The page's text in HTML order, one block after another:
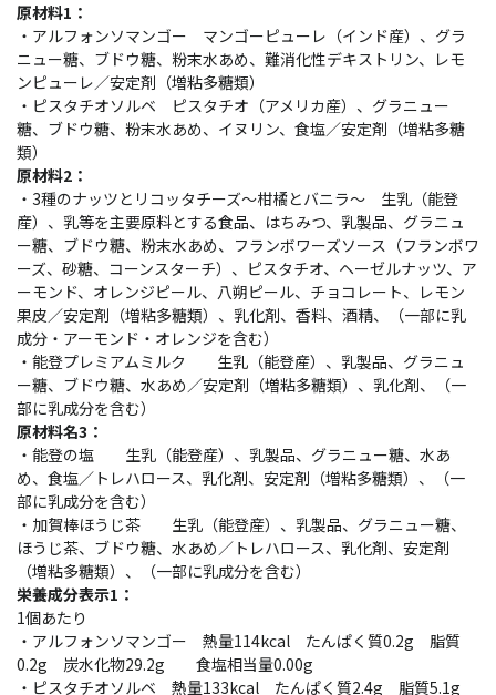
原材料1：
・アルフォンソマンゴー マンゴーピューレ（インド産）、グラ
ニュー糖、ブドウ糖、粉末水あめ、難消化性デキストリン、レモ
ンピューレ／安定剤（増粘多糖類）
・ピスタチオソルベ ピスタチオ（アメリカ産）、グラニュー
糖、ブドウ糖、粉末水あめ、イヌリン、食塩／安定剤（増粘多糖
類）
原材料2：
・3種のナッツとリコッタチーズ～柑橘とバニラ～ 生乳（能登
産）、乳等を主要原料とする食品、はちみつ、乳製品、グラニュ
ー糖、ブドウ糖、粉末水あめ、フランボワーズソース（フランボワ
ーズ、砂糖、コーンスターチ）、ピスタチオ、ヘーゼルナッツ、ア
ーモンド、オレンジピール、八朔ピール、チョコレート、レモン
果皮／安定剤（増粘多糖類）、乳化剤、香料、酒精、（一部に乳
成分・アーモンド・オレンジを含む）
・能登プレミアムミルク 生乳（能登産）、乳製品、グラニュ
ー糖、ブドウ糖、水あめ／安定剤（増粘多糖類）、乳化剤、（一
部に乳成分を含む）
原材料名3：
・能登の塩 生乳（能登産）、乳製品、グラニュー糖、水あ
め、食塩／トレハロース、乳化剤、安定剤（増粘多糖類）、（一
部に乳成分を含む）
・加賀棒ほうじ茶 生乳（能登産）、乳製品、グラニュー糖、
ほうじ茶、ブドウ糖、水あめ／トレハロース、乳化剤、安定剤
（増粘多糖類）、（一部に乳成分を含む）
栄養成分表示1：
1個あたり
・アルフォンソマンゴー 熱量114kcal たんぱく質0.2g 脂質
0.2g 炭水化物29.2g 食塩相当量0.00g
・ピスタチオソルベ 熱量133kcal たんぱく質2.4g 脂質5.1g